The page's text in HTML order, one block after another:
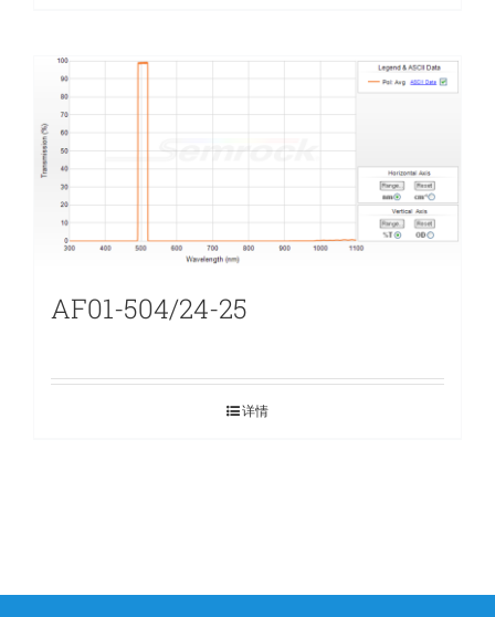
AF01-504/24-25
详情